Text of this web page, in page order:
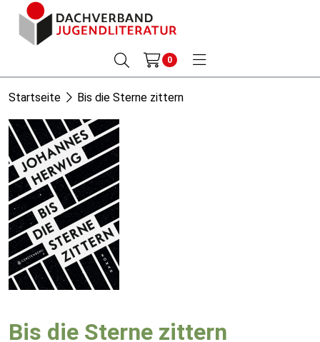
0
Startseite Bis die Sterne zittern
Bis die Sterne zittern